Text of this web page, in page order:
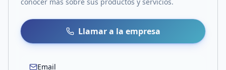
Llamar a la empresa
Email